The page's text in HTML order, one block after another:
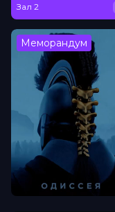
Зал 2
Меморандум